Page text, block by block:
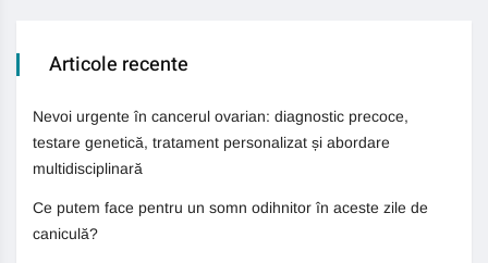
Articole recente
Nevoi urgente în cancerul ovarian: diagnostic precoce,
testare genetică, tratament personalizat și abordare
multidisciplinară
Ce putem face pentru un somn odihnitor în aceste zile de
caniculă?